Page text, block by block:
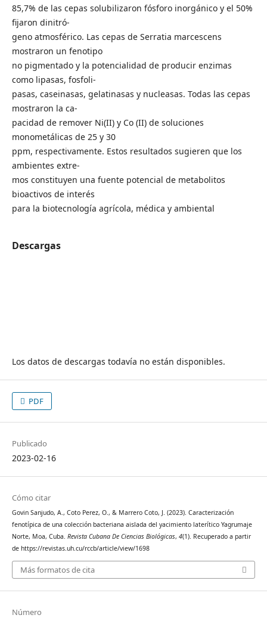
85,7% de las cepas solubilizaron fósforo inorgánico y el 50%
fijaron dinitró-
geno atmosférico. Las cepas de Serratia marcescens
mostraron un fenotipo
no pigmentado y la potencialidad de producir enzimas
como lipasas, fosfoli-
pasas, caseinasas, gelatinasas y nucleasas. Todas las cepas
mostraron la ca-
pacidad de remover Ni(II) y Co (II) de soluciones
monometálicas de 25 y 30
ppm, respectivamente. Estos resultados sugieren que los
ambientes extre-
mos constituyen una fuente potencial de metabolitos
bioactivos de interés
para la biotecnología agrícola, médica y ambiental
Descargas
Los datos de descargas todavía no están disponibles.
PDF
Publicado
2023-02-16
Cómo citar
Govin Sanjudo, A., Coto Perez, O., & Marrero Coto, J. (2023). Caracterización
fenotípica de una colección bacteriana aislada del yacimiento laterítico Yagrumaje
Norte, Moa, Cuba. Revista Cubana De Ciencias Biológicas, 4(1). Recuperado a partir
de https://revistas.uh.cu/rccb/article/view/1698
Más formatos de cita
Número